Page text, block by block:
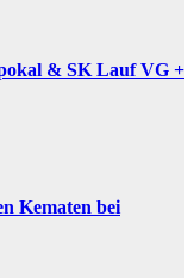
& SK Lauf VG +
Kematen bei